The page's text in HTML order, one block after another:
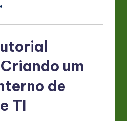
um
de
TI